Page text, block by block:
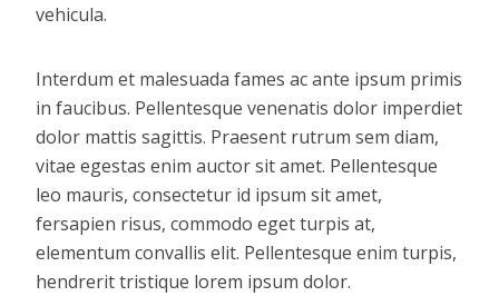
vehicula.
Interdum et malesuada fames ac ante ipsum primis
in faucibus. Pellentesque venenatis dolor imperdiet
dolor mattis sagittis. Praesent rutrum sem diam,
vitae egestas enim auctor sit amet. Pellentesque
leo mauris, consectetur id ipsum sit amet,
fersapien risus, commodo eget turpis at,
elementum convallis elit. Pellentesque enim turpis,
hendrerit tristique lorem ipsum dolor.